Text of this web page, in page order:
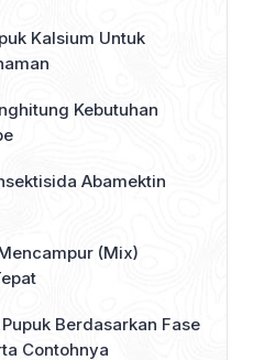
Kalsium Untuk
Kebutuhan
Abamektin
(Mix)
Berdasarkan Fase
Contohnya